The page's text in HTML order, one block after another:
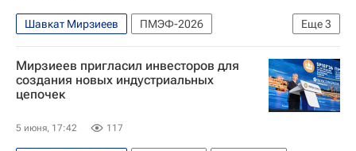
Еще3
Шавкат Мирзиеев
ПМЭФ-2026
Узбекистан
Россия Ташкентская область
Мирзиеев пригласил инвесторов для
создания новых индустриальных
цепочек
5 июня, 17:42 117